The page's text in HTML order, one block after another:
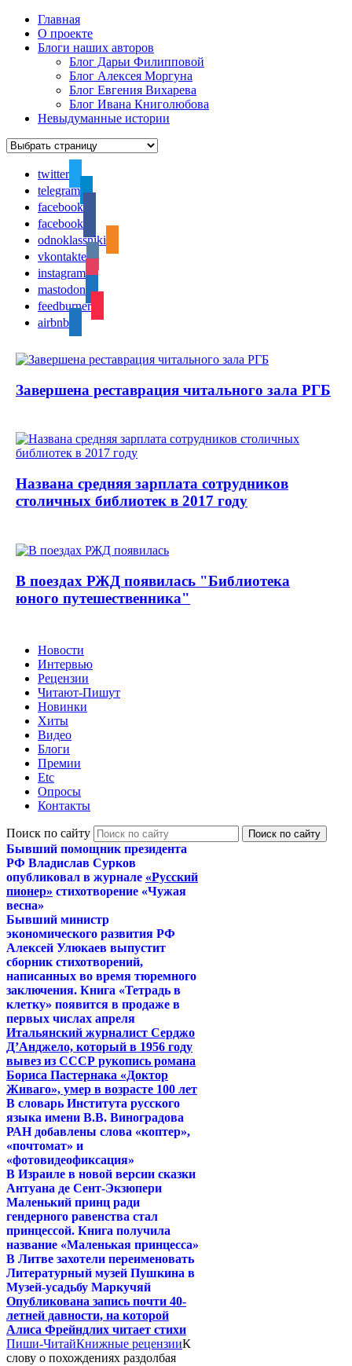
Главная
О проекте
Блоги наших авторов
Блог Дарьи Филипповой
Блог Алексея Моргуна
Блог Евгения Вихарева
Блог Ивана Книголюбова
Невыдуманные истории
twitter
telegram
facebook
facebook
odnoklassniki
vkontakte
instagram
mastodon
feedburner
airbnb
Завершена реставрация читального зала РГБ
Названа средняя зарплата сотрудников
столичных библиотек в 2017 году
В поездах РЖД появилась "Библиотека
юного путешественника"
Новости
Интервью
Рецензии
Читают-Пишут
Новинки
Хиты
Видео
Блоги
Премии
Etc
Опросы
Контакты
Поиск по сайту
Бывший помощник президента
РФ Владислав Сурков
опубликовал в журнале «Русский
пионер» стихотворение «Чужая
весна»
Бывший министр
экономического развития РФ
Алексей Улюкаев выпустит
сборник стихотворений,
написанных во время тюремного
заключения. Книга «Тетрадь в
клетку» появится в продаже в
первых числах апреля
Итальянский журналист Серджо
Д’Анджело, который в 1956 году
вывез из СССР рукопись романа
Бориса Пастернака «Доктор
Живаго», умер в возрасте 100 лет
В словарь Института русского
языка имени В.В. Виноградова
РАН добавлены слова «коптер»,
«почтомат» и
«фотовидеофиксация»
В Израиле в новой версии сказки
Антуана де Сент-Экзюпери
Маленький принц ради
гендерного равенства стал
принцессой. Книга получила
название «Маленькая принцесса»
В Литве захотели переименовать
Литературный музей Пушкина в
Музей-усадьбу Маркучяй
Опубликована запись почти 40-
летней давности, на которой
Алиса Фрейндлих читает стихи
Пиши-ЧитайКнижные рецензииК
слову о похождениях раздолбая